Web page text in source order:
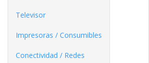
Televisor
Impresoras / Consumibles
Conectividad / Redes